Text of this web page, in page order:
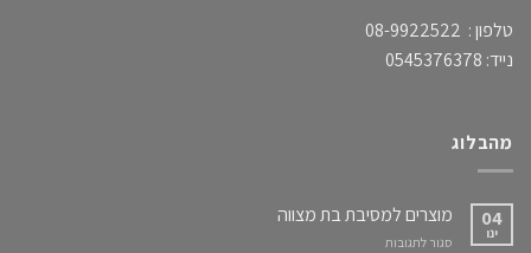
טלפון : 08-9922522
נייד: 0545376378
מהבלוג
04
ינו
מוצרים למסיבת בת מצווה
סגור לתגובות